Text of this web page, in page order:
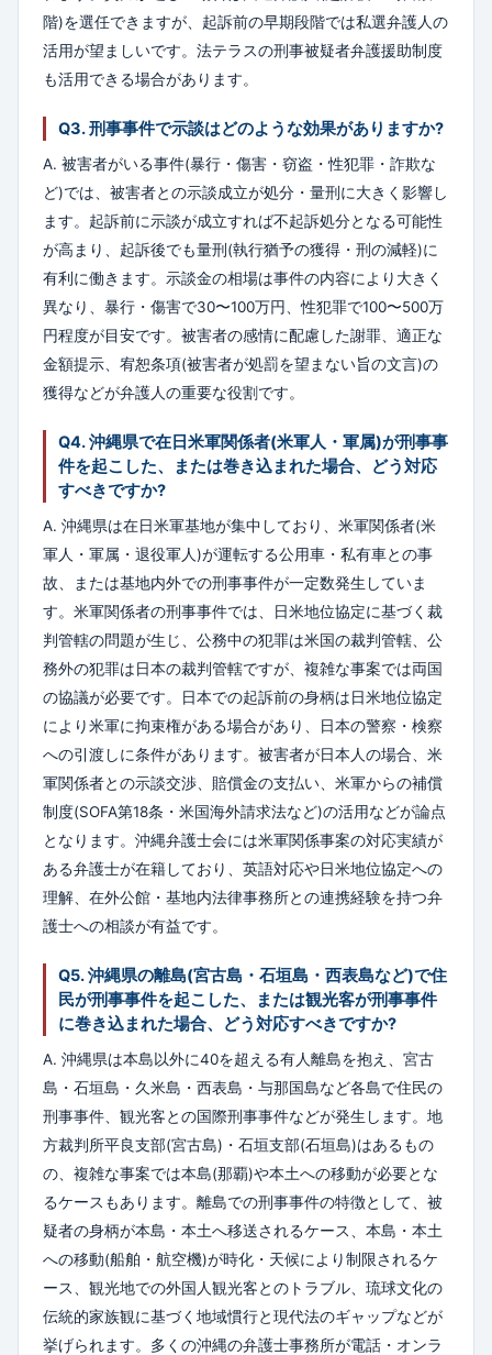
階)を選任できますが、起訴前の早期段階では私選弁護人の
活用が望ましいです。法テラスの刑事被疑者弁護援助制度
も活用できる場合があります。
Q3. 刑事事件で示談はどのような効果がありますか?
A. 被害者がいる事件(暴行・傷害・窃盗・性犯罪・詐欺な
ど)では、被害者との示談成立が処分・量刑に大きく影響し
ます。起訴前に示談が成立すれば不起訴処分となる可能性
が高まり、起訴後でも量刑(執行猶予の獲得・刑の減軽)に
有利に働きます。示談金の相場は事件の内容により大きく
異なり、暴行・傷害で30〜100万円、性犯罪で100〜500万
円程度が目安です。被害者の感情に配慮した謝罪、適正な
金額提示、宥恕条項(被害者が処罰を望まない旨の文言)の
獲得などが弁護人の重要な役割です。
Q4. 沖縄県で在日米軍関係者(米軍人・軍属)が刑事事
件を起こした、または巻き込まれた場合、どう対応
すべきですか?
A. 沖縄県は在日米軍基地が集中しており、米軍関係者(米
軍人・軍属・退役軍人)が運転する公用車・私有車との事
故、または基地内外での刑事事件が一定数発生していま
す。米軍関係者の刑事事件では、日米地位協定に基づく裁
判管轄の問題が生じ、公務中の犯罪は米国の裁判管轄、公
務外の犯罪は日本の裁判管轄ですが、複雑な事案では両国
の協議が必要です。日本での起訴前の身柄は日米地位協定
により米軍に拘束権がある場合があり、日本の警察・検察
への引渡しに条件があります。被害者が日本人の場合、米
軍関係者との示談交渉、賠償金の支払い、米軍からの補償
制度(SOFA第18条・米国海外請求法など)の活用などが論点
となります。沖縄弁護士会には米軍関係事案の対応実績が
ある弁護士が在籍しており、英語対応や日米地位協定への
理解、在外公館・基地内法律事務所との連携経験を持つ弁
護士への相談が有益です。
Q5. 沖縄県の離島(宮古島・石垣島・西表島など)で住
民が刑事事件を起こした、または観光客が刑事事件
に巻き込まれた場合、どう対応すべきですか?
A. 沖縄県は本島以外に40を超える有人離島を抱え、宮古
島・石垣島・久米島・西表島・与那国島など各島で住民の
刑事事件、観光客との国際刑事事件などが発生します。地
方裁判所平良支部(宮古島)・石垣支部(石垣島)はあるもの
の、複雑な事案では本島(那覇)や本土への移動が必要とな
るケースもあります。離島での刑事事件の特徴として、被
疑者の身柄が本島・本土へ移送されるケース、本島・本土
への移動(船舶・航空機)が時化・天候により制限されるケ
ース、観光地での外国人観光客とのトラブル、琉球文化の
伝統的家族観に基づく地域慣行と現代法のギャップなどが
挙げられます。多くの沖縄の弁護士事務所が電話・オンラ